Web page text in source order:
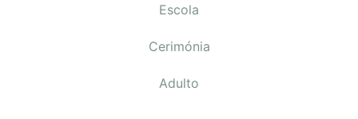
Escola
Cerimónia
Adulto